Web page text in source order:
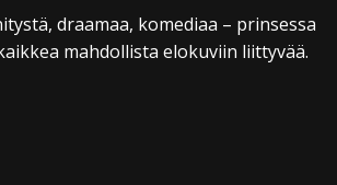
draamaa, komediaa – prinsessa
mahdollista elokuviin liittyvää.